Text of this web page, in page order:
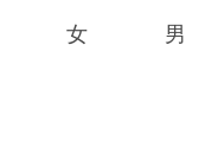
女 男